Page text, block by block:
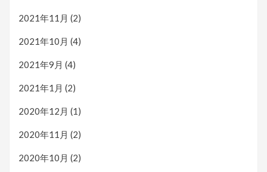
2021年11月 (2)
2021年10月 (4)
2021年9月 (4)
2021年1月 (2)
2020年12月 (1)
2020年11月 (2)
2020年10月 (2)